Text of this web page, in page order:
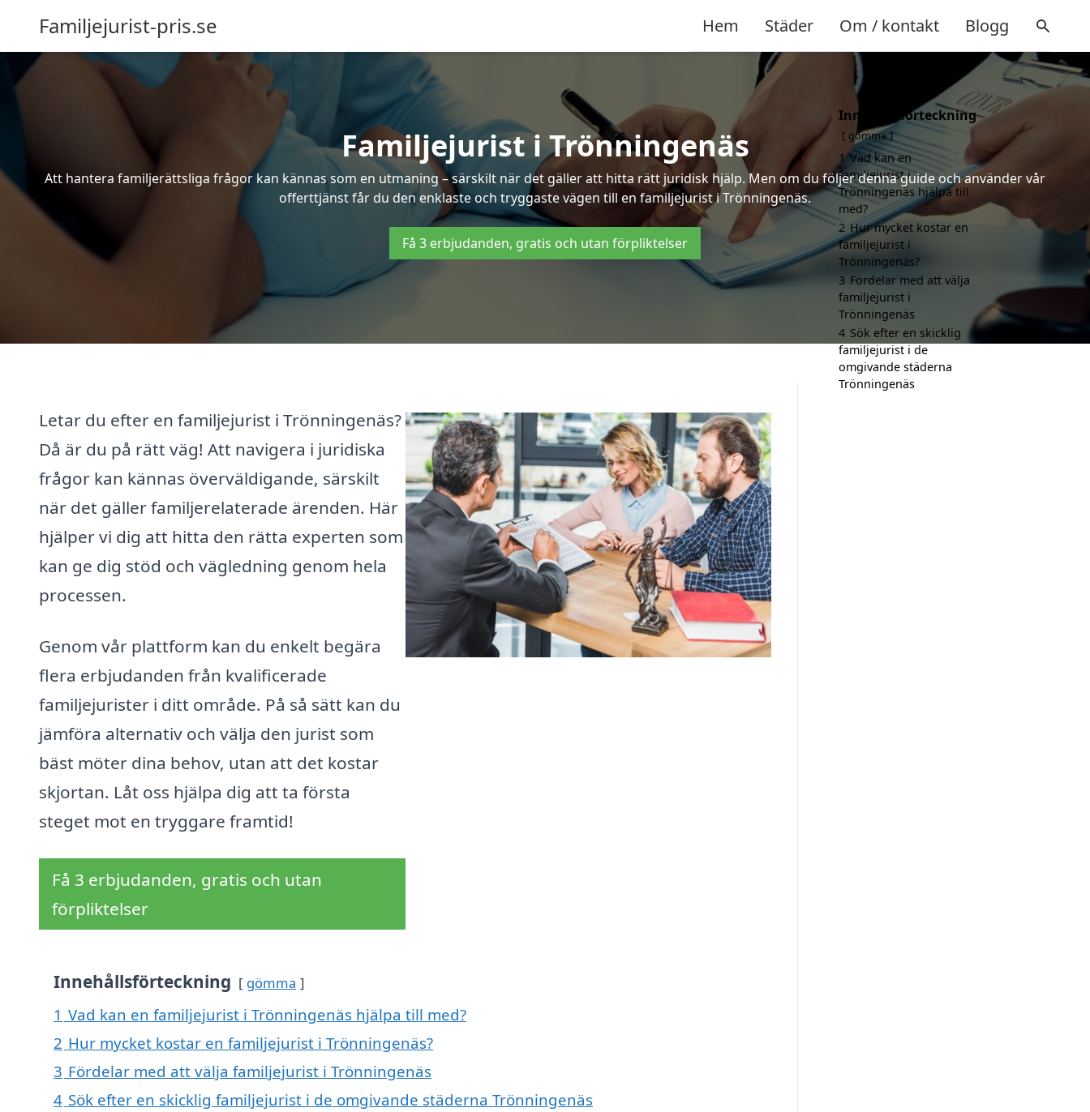
Familjejurist-pris.se Hem Städer Om / kontakt Blogg
Familjejurist i Trönningenäs
Att hantera familjerättsliga frågor kan kännas som en utmaning – särskilt när det gäller att hitta rätt juridisk hjälp. Men om du följer denna guide och använder vår
offerttjänst får du den enklaste och tryggaste vägen till en familjejurist i Trönningenäs.
Få 3 erbjudanden, gratis och utan förpliktelser
Letar du efter en familjejurist i Trönningenäs?
Då är du på rätt väg! Att navigera i juridiska
frågor kan kännas överväldigande, särskilt
när det gäller familjerelaterade ärenden. Här
hjälper vi dig att hitta den rätta experten som
kan ge dig stöd och vägledning genom hela
processen.
Genom vår plattform kan du enkelt begära
flera erbjudanden från kvalificerade
familjejurister i ditt område. På så sätt kan du
jämföra alternativ och välja den jurist som
bäst möter dina behov, utan att det kostar
skjortan. Låt oss hjälpa dig att ta första
steget mot en tryggare framtid!
Få 3 erbjudanden, gratis och utan
förpliktelser
Innehållsförteckning gömma
1 Vad kan en familjejurist i Trönningenäs hjälpa till med?
2 Hur mycket kostar en familjejurist i Trönningenäs?
3 Fördelar med att välja familjejurist i Trönningenäs
4 Sök efter en skicklig familjejurist i de omgivande städerna Trönningenäs
Innehållsförteckning
gömma
1 Vad kan en
familjejurist i
Trönningenäs hjälpa till
med?
2 Hur mycket kostar en
familjejurist i
Trönningenäs?
3 Fördelar med att välja
familjejurist i
Trönningenäs
4 Sök efter en skicklig
familjejurist i de
omgivande städerna
Trönningenäs